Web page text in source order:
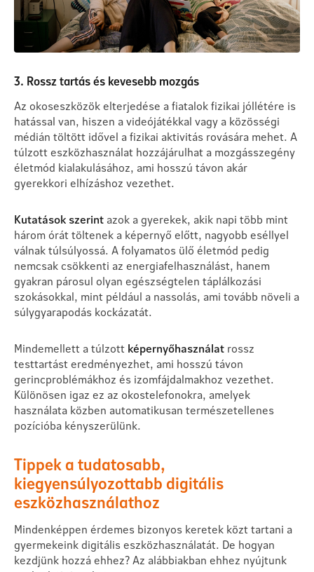
3. Rossz tartás és kevesebb mozgás
Az okoseszközök elterjedése a fiatalok fizikai jóllétére is
hatással van, hiszen a videójátékkal vagy a közösségi
médián töltött idővel a fizikai aktivitás rovására mehet. A
túlzott eszközhasználat hozzájárulhat a mozgásszegény
életmód kialakulásához, ami hosszú távon akár
gyerekkori elhízáshoz vezethet.
Kutatások szerint azok a gyerekek, akik napi több mint
három órát töltenek a képernyő előtt, nagyobb eséllyel
válnak túlsúlyossá. A folyamatos ülő életmód pedig
nemcsak csökkenti az energiafelhasználást, hanem
gyakran párosul olyan egészségtelen táplálkozási
szokásokkal, mint például a nassolás, ami tovább növeli a
súlygyarapodás kockázatát.
Mindemellett a túlzott képernyőhasználat rossz
testtartást eredményezhet, ami hosszú távon
gerincproblémákhoz és izomfájdalmakhoz vezethet.
Különösen igaz ez az okostelefonokra, amelyek
használata közben automatikusan természetellenes
pozícióba kényszerülünk.
Tippek a tudatosabb,
kiegyensúlyozottabb digitális
eszközhasználathoz
Mindenképpen érdemes bizonyos keretek közt tartani a
gyermekeink digitális eszközhasználatát. De hogyan
kezdjünk hozzá ehhez? Az alábbiakban ehhez nyújtunk